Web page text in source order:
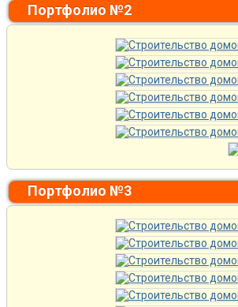
Портфолио №2
Портфолио №3